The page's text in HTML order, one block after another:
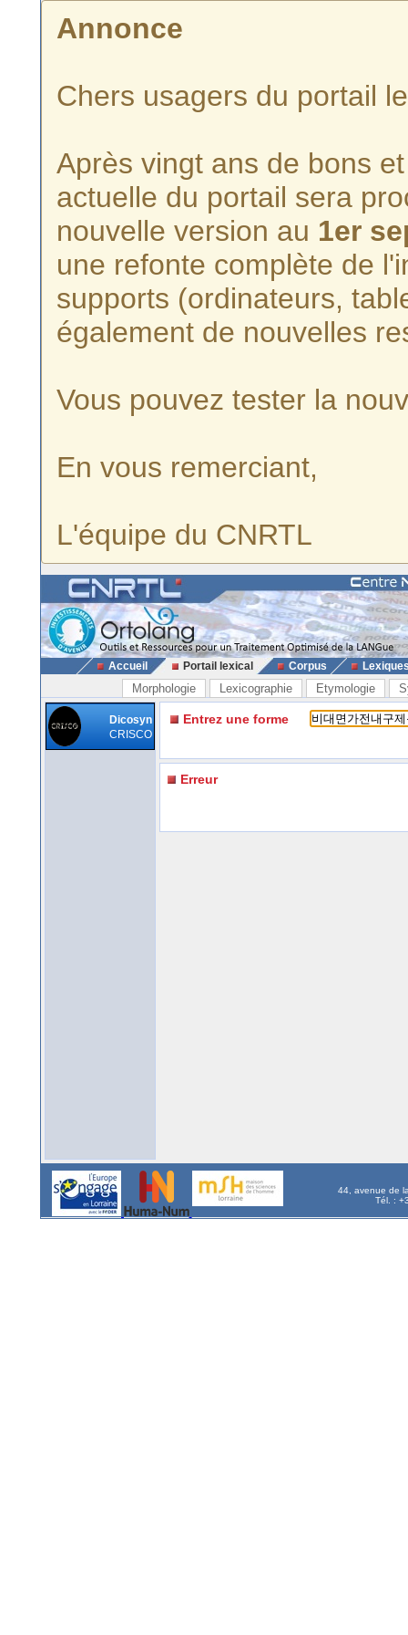
Annonce
Chers usagers du portail
Après vingt ans de bons
actuelle du portail sera
nouvelle version au 1er
une refonte complète de
supports (ordinateurs,
également de nouvelles
Vous pouvez tester la
En vous remerciant,
L'équipe du CNRTL
Accueil Portail lexical Corpus
Morphologie Lexicographie Etymologie
Dicosyn
CRISCO
Entrez une forme
Erreur
44, avenue de
Tél. :